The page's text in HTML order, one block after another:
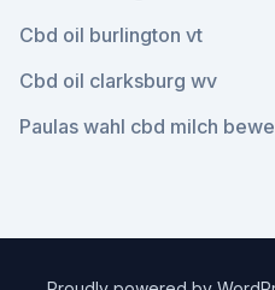
Cbd oil burlington vt
Cbd oil clarksburg wv
Paulas wahl cbd milch